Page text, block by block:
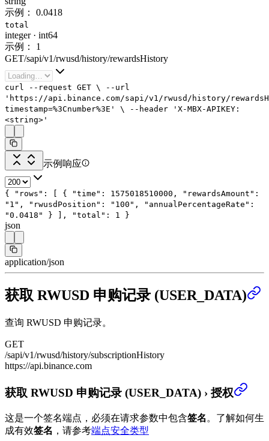
示例：
0.0418
total
integer· int64
示例：
1
GET/sapi/v1/rwusd/history/rewardsHistory
curl --request GET \
--url
'https://api.binance.com/sapi/v1/rwusd/history/
timestamp=%3Cnumber%3E'
\ --header 'X-MBX-APIKEY:
<string>'
示例响应
{ "rows" : [ { "time" : 1575018510000 , "rewardsAmount" :
"1" , "rwusdPosition" : "100" , "annualPercentageRate" :
"0.0418"
} ], "total" : 1 }
json
application/json
获取 RWUSD 申购记录 (USER_DATA)
查询 RWUSD 申购记录。
GET
/sapi/v1/rwusd/history/subscriptionHistory
https://api.binance.com
获取 RWUSD 申购记录 (USER_DATA) › 授权
这是一个签名端点，必须在请求参数中包含签名 。 了解如何生
成有效签名 ，请参考端点安全类型